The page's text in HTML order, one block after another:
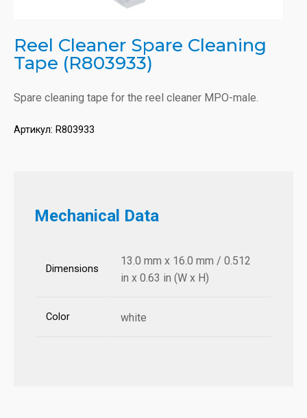
Reel Cleaner Spare Cleaning
Tape (R803933)
Spare cleaning tape for the reel cleaner MPO-male.
Артикул: R803933
Mechanical Data
Dimensions
13.0 mm x 16.0 mm / 0.512
in x 0.63 in (W x H)
Color white